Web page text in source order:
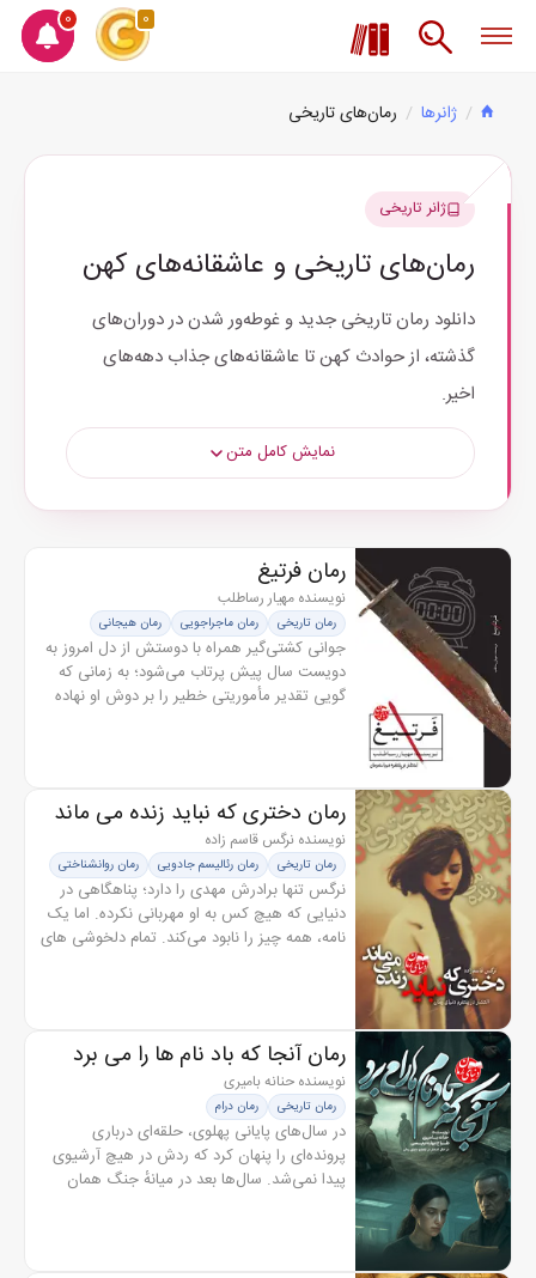
ژانرها رمان‌های تاریخی
ژانر تاریخی
رمان‌های تاریخی و عاشقانه‌های کهن
دانلود رمان تاریخی جدید و غوطه‌ور شدن در دوران‌های
گذشته، از حوادث کهن تا عاشقانه‌های جذاب دهه‌های
اخیر.
نمایش کامل متن
رمان فرتیغ
نویسنده مهیار رساطلب
رمان تاریخی رمان ماجراجویی رمان هیجانی
جوانی کشتی‌گیر همراه با دوستش از دل امروز به
دویست سال پیش پرتاب می‌شود؛ به زمانی که
گویی تقدیر مأموریتی خطیر را بر دوش او نهاده
رمان دختری که نباید زنده می ماند
نویسنده نرگس قاسم زاده
رمان تاریخی رمان رئالیسم جادویی رمان روانشناختی
نرگس تنها برادرش مهدی را دارد؛ پناهگاهی در
دنیایی که هیچ کس به او مهربانی نکرده. اما یک
نامه، همه چیز را نابود می‌کند. تمام دلخوشی های
رمان آنجا که باد نام ها را می برد
نویسنده حنانه بامیری
رمان تاریخی رمان درام
در سال‌های پایانی پهلوی، حلقه‌ای درباری
پرونده‌ای را پنهان کرد که ردش در هیچ آرشیوی
پیدا نمی‌شد. سال‌ها بعد در میانهٔ جنگ همان
0 0